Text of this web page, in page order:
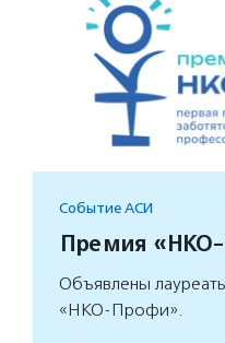
Событие АСИ
Премия
Объявлены
«НКО-Профи».